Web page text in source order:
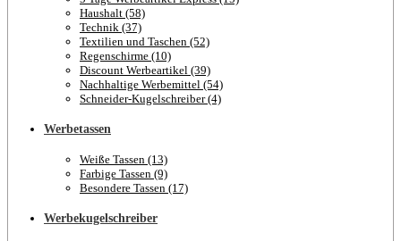
Haushalt (58)
Technik (37)
Textilien und Taschen (52)
Regenschirme (10)
Discount Werbeartikel (39)
Nachhaltige Werbemittel (54)
Schneider-Kugelschreiber (4)
Werbetassen
Weiße Tassen (13)
Farbige Tassen (9)
Besondere Tassen (17)
Werbekugelschreiber